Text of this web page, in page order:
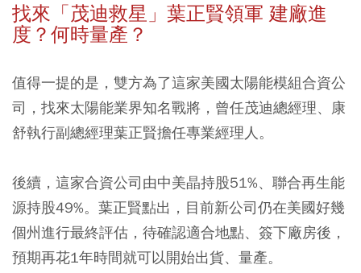
找來「茂迪救星」葉正賢領軍 建廠進
度？何時量產？
值得一提的是，雙方為了這家美國太陽能模組合資公
司，找來太陽能業界知名戰將，曾任茂迪總經理、康
舒執行副總經理葉正賢擔任專業經理人。
後續，這家合資公司由中美晶持股51%、聯合再生能
源持股49%。葉正賢點出，目前新公司仍在美國好幾
個州進行最終評估，待確認適合地點、簽下廠房後，
預期再花1年時間就可以開始出貨、量產。